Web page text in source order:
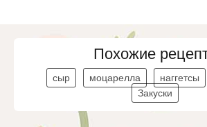
Похожие
сыр моцарелла наггетсы
Закуски